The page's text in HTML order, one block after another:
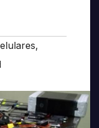
,